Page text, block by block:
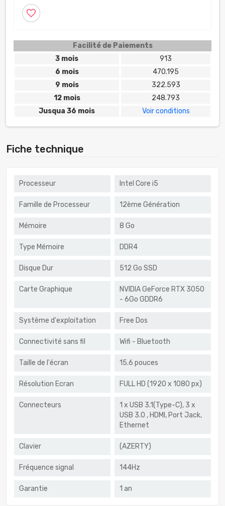
favorite_border
Facilité de Paiements
3 mois
913
6 mois
470.195
9 mois
322.593
12 mois
248.793
Jusqua 36 mois
Voir conditions
Fiche technique
Processeur Intel Core i5
Famille de Processeur 12ème Génération
Mémoire 8 Go
Type Mémoire DDR4
Disque Dur 512 Go SSD
Carte Graphique
NVIDIA GeForce RTX 3050
- 6Go GDDR6
Système d'exploitation Free Dos
Connectivité sans fil Wifi - Bluetooth
Taille de l'écran 15.6 pouces
Résolution Ecran FULL HD (1920 x 1080 px)
Connecteurs
1 x USB 3.1(Type-C), 3 x
USB 3.0 , HDMI, Port Jack,
Ethernet
Clavier (AZERTY)
Fréquence signal 144Hz
Garantie 1 an